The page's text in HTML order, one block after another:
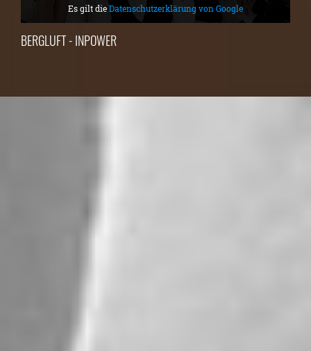
Es gilt dieDatenschutzerklärung von Google
BERGLUFT - INPOWER